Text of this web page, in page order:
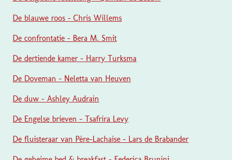
De blauwe roos - Chris Willems
De confrontatie - Bera M. Smit
De dertiende kamer - Harry Turksma
De Doveman - Neletta van Heuven
De duw - Ashley Audrain
De Engelse brieven - Tsafrira Levy
De fluisteraar van Père-Lachaise - Lars de Brabander